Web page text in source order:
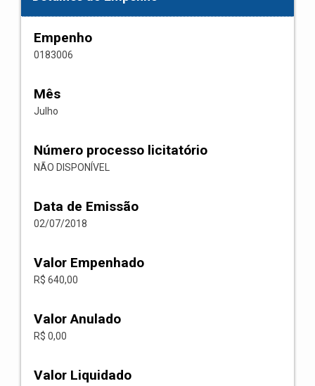
Empenho
0183006
Mês
Julho
Número processo licitatório
NÃO DISPONÍVEL
Data de Emissão
02/07/2018
Valor Empenhado
R$ 640,00
Valor Anulado
R$ 0,00
Valor Liquidado